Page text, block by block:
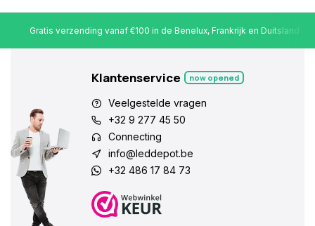
Gratis verzending vanaf €100 in de Benelux, Frankrijk en Duitsland
Klantenservice now opened
Veelgestelde vragen
+32 9 277 45 50
Connecting
info@leddepot.be
+32 486 17 84 73